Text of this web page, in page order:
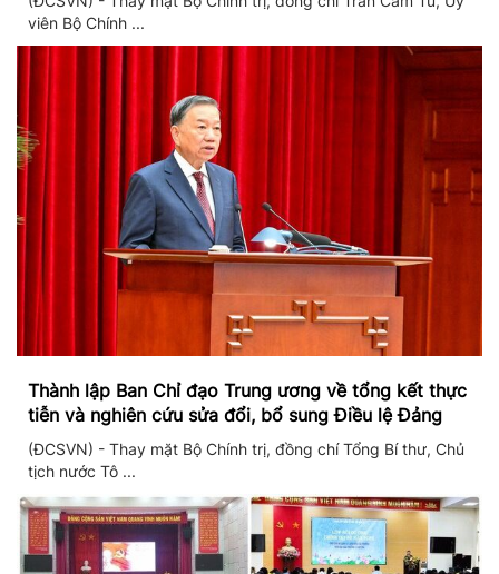
viên Bộ Chính ...
Thành lập Ban Chỉ đạo Trung ương về tổng kết thực
tiễn và nghiên cứu sửa đổi, bổ sung Điều lệ Đảng
(ĐCSVN) - Thay mặt Bộ Chính trị, đồng chí Tổng Bí thư, Chủ
tịch nước Tô ...